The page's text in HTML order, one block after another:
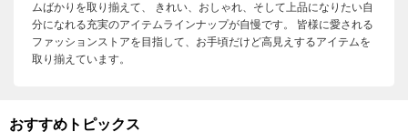
ムばかりを取り揃えて、 きれい、おしゃれ、そして上品になりたい自
分になれる充実のアイテムラインナップが自慢です。 皆様に愛される
ファッションストアを目指して、お手頃だけど高見えするアイテムを
取り揃えています。
おすすめトピックス